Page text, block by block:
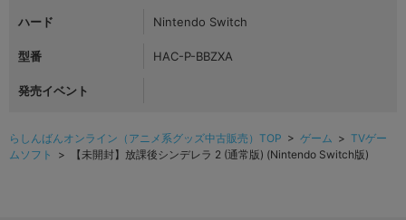
ハード Nintendo Switch
型番 HAC-P-BBZXA
発売イベント
らしんばんオンライン（アニメ系グッズ中古販売）TOP > ゲーム > TVゲー
ムソフト
> 【未開封】放課後シンデレラ 2 (通常版) (Nintendo Switch版)